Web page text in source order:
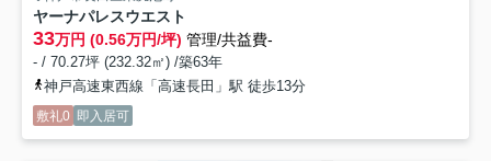
ヤーナパレスウエスト
33万円 (0.56万円/坪) 管理/共益費-
- / 70.27坪 (232.32㎡) /築63年
神戸高速東西線「高速長田」駅 徒歩13分
敷礼0 即入居可